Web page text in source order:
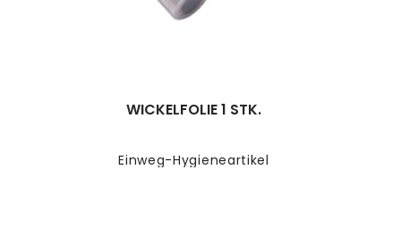
Einweg-Hygieneartikel
WICKELFOLIE 1 STK.